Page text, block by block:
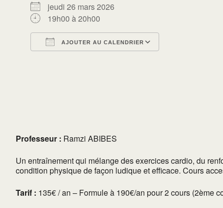
jeudi 26 mars 2026
19h00 à 20h00
AJOUTER AU CALENDRIER
Professeur : Ramzi ABIBES
Un entraînement qui mélange des exercices cardio, du
condition physique de façon ludique et efficace. Cours
Tarif : 135€ / an – Formule à 190€/an pour 2 cours (2ème